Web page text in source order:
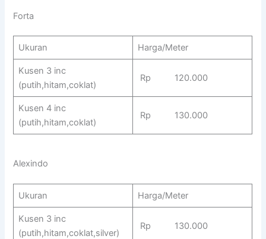
Forta
Ukuran Harga/Meter
Kusen 3 inc
(putih,hitam,coklat)
Rp 120.000
Kusen 4 inc
(putih,hitam,coklat)
Rp 130.000
Alexindo
Ukuran Harga/Meter
Kusen 3 inc
(putih,hitam,coklat,silver)
Rp 130.000